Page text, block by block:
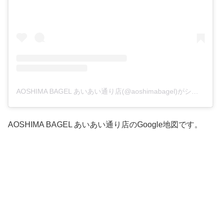
AOSHIMA BAGEL あいあい通り店のGoogle地図です。